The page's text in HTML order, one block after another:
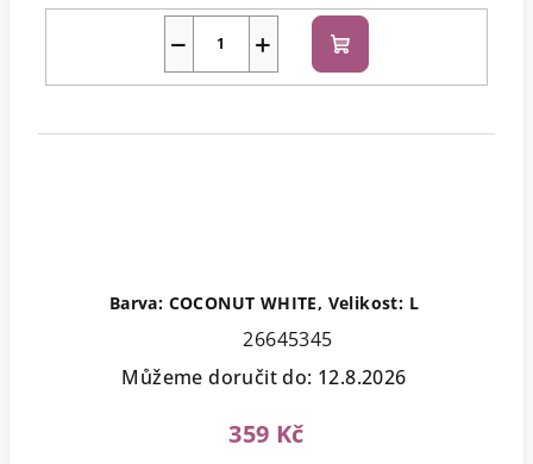
+
− Do
košíku
Barva: COCONUT WHITE, Velikost: L
26645345
Můžeme doručit do: 12.8.2026
359 Kč